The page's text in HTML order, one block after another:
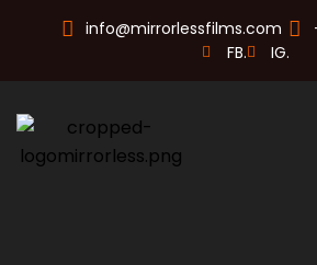
info@mirrorlessfilms.com
FB.
IG.